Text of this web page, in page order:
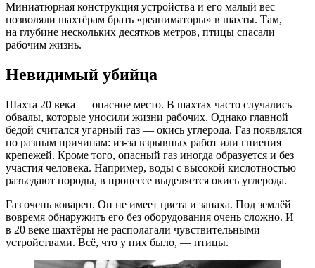
Миниатюрная конструкция устройства и его малый вес
позволяли шахтёрам брать «реаниматоры» в шахты. Там,
на глубине нескольких десятков метров, птицы спасали
рабочим жизнь.
Невидимый убийца
Шахта 20 века — опасное место. В шахтах часто случались
обвалы, которые уносили жизни рабочих. Однако главной
бедой считался угарный газ — окись углерода. Газ появлялся
по разным причинам: из-за взрывных работ или гниения
крепежей. Кроме того, опасный газ иногда образуется и без
участия человека. Например, воды с высокой кислотностью
разъедают породы, в процессе выделяется окись углерода.
Газ очень коварен. Он не имеет цвета и запаха. Под землёй
вовремя обнаружить его без оборудования очень сложно. И
в 20 веке шахтёры не располагали чувствительными
устройствами. Всё, что у них было, — птицы.